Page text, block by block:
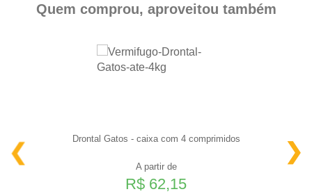
Quem comprou, aproveitou também
Drontal Gatos - caixa com 4 comprimidos
A partir de
R$ 62,15